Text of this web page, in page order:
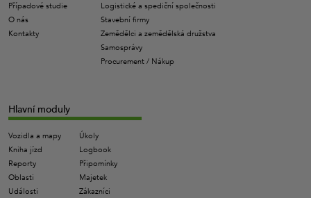
Případové studie
O nás
Kontakty
Logistické a spediční společnosti
Stavební firmy
Zemědělci a zemědělská družstva
Samosprávy
Procurement / Nákup
Hlavní moduly
Vozidla a mapy
Kniha jízd
Reporty
Oblasti
Události
Úkoly
Logbook
Připomínky
Majetek
Zákazníci